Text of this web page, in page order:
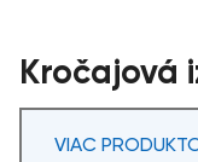
Kročajová
VIAC